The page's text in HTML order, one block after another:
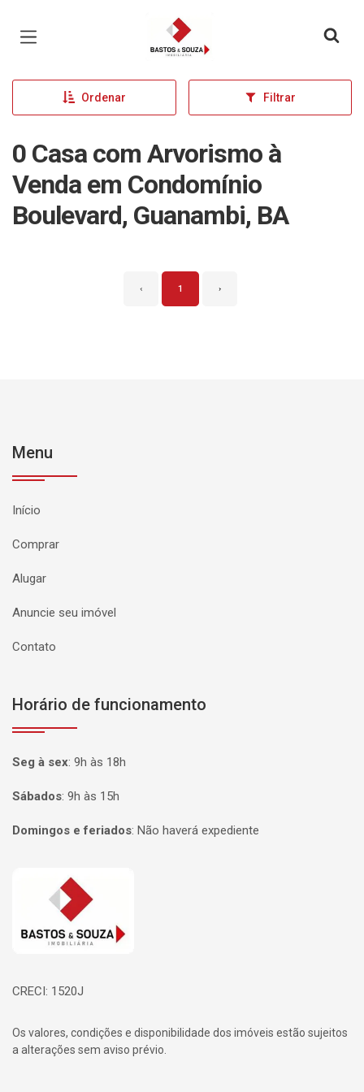
Página inicial
Ordenar Filtrar
0 Casa com Arvorismo à
Venda em Condomínio
Boulevard, Guanambi, BA
‹ 1 ›
Menu
Início
Comprar
Alugar
Anuncie seu imóvel
Contato
Horário de funcionamento
Seg à sex: 9h às 18h
Sábados: 9h às 15h
Domingos e feriados: Não haverá expediente
Página inicial
CRECI: 1520J
Os valores, condições e disponibilidade dos imóveis estão sujeitos
a alterações sem aviso prévio.